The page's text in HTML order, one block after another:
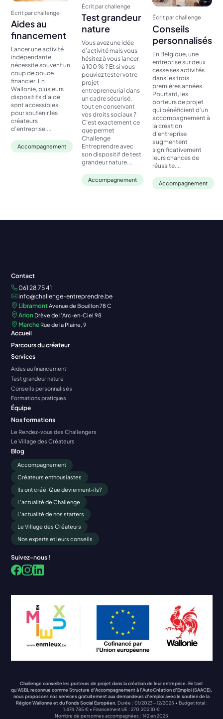
Écrit par challenge
Aides au
financement
Lancer une activité
indépendante
nécessite souvent un
coup de pouce
financier. En
Wallonie, plusieurs
dispositifs d’aide
sont accessibles
pour soutenir les
créateurs
d’entreprise....
Accompagnement
Écrit par challenge
Test grandeur
nature
Vous avez une idée
d’activité mais vous
hésitez à vous lancer
à 100 % ? Et si vous
pouviez tester votre
projet
entrepreneurial dans
un cadre sécurisé,
tout en conservant
vos droits sociaux ?
C’est exactement ce
que permet
Challenge
Entreprendre avec
son dispositif de test
grandeur nature....
Accompagnement
Écrit par challenge
Conseils
personnalisés
En Belgique, une
entreprise sur deux
cesse ses activités
dans les trois
premières années.
Pourtant, les
porteurs de projet
qui bénéficient d’un
accompagnement à
la création
d’entreprise
augmentent
significativement
leurs chances de
réussite....
Accompagnement
Contact
061 28 75 41
info@challenge-entreprendre.be
LibramontAvenue de Bouillon 78 C
Arlon Drève de l'Arc-en-Ciel 98
Marche Rue de la Plaine, 9
Accueil
Parcours du créateur
Services
Aides au financement
Test grandeur nature
Conseils personnalisés
Formations pratiques
Équipe
Nos formations
Le Rendez-vous des Challengers
Le Village des Créateurs
Blog
Accompagnement
Créateurs enthousiastes
Ils ont créé. Que deviennent-ils?
L'actualité de Challenge
L'actualité de nos starters
Le Village des Créateurs
Nos experts et leurs conseils
Suivez-nous !
Challenge conseille les porteurs de projet dans la création de leur entreprise. En tant
qu’ASBL reconnue comme Structure d’Accompagnement à l’AutoCréation d’Emploi (SAACE),
nous proposons nos services gratuitement aux demandeurs d’emploi avec le soutien de la
Région Wallonne et du Fonds Social Européen. Durée : 01/2023 – 12/2025 • Budget total :
1.474.785 € • Financement UE : 270.202,10 €
Nombre de personnes accompagnées : 142 en 2025